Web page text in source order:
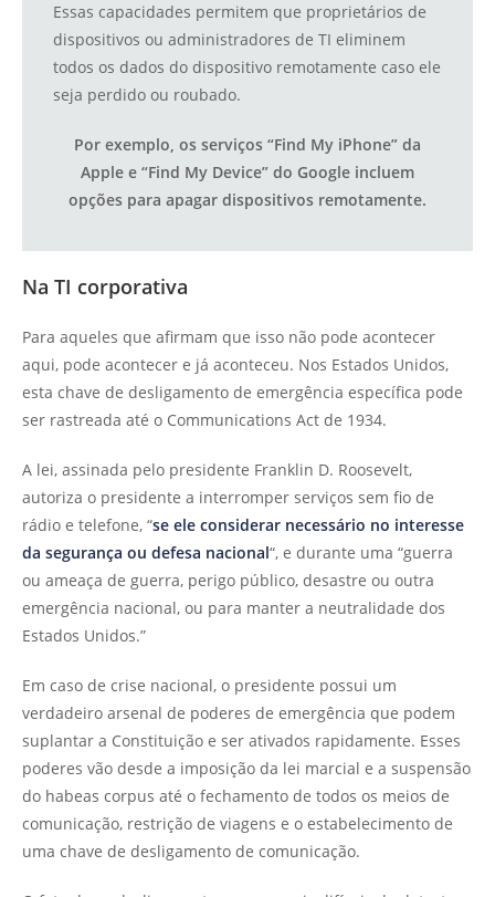
Essas capacidades permitem que proprietários de
dispositivos ou administradores de TI eliminem
todos os dados do dispositivo remotamente caso ele
seja perdido ou roubado.
Por exemplo, os serviços “Find My iPhone” da
Apple e “Find My Device” do Google incluem
opções para apagar dispositivos remotamente.
Na TI corporativa
Para aqueles que afirmam que isso não pode acontecer
aqui, pode acontecer e já aconteceu. Nos Estados Unidos,
esta chave de desligamento de emergência específica pode
ser rastreada até o Communications Act de 1934.
A lei, assinada pelo presidente Franklin D. Roosevelt,
autoriza o presidente a interromper serviços sem fio de
rádio e telefone, “se ele considerar necessário no interesse
da segurança ou defesa nacional“, e durante uma “guerra
ou ameaça de guerra, perigo público, desastre ou outra
emergência nacional, ou para manter a neutralidade dos
Estados Unidos.”
Em caso de crise nacional, o presidente possui um
verdadeiro arsenal de poderes de emergência que podem
suplantar a Constituição e ser ativados rapidamente. Esses
poderes vão desde a imposição da lei marcial e a suspensão
do habeas corpus até o fechamento de todos os meios de
comunicação, restrição de viagens e o estabelecimento de
uma chave de desligamento de comunicação.